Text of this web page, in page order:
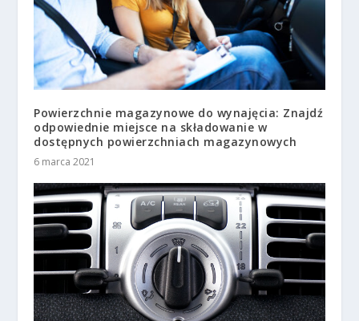
Powierzchnie magazynowe do wynajęcia: Znajdź
odpowiednie miejsce na składowanie w
dostępnych powierzchniach magazynowych
6 marca 2021